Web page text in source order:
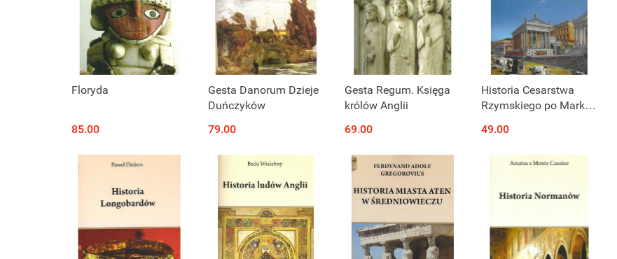
Floryda
85.00
Gesta Danorum Dzieje
Duńczyków
79.00
Gesta Regum. Księga
królów Anglii
69.00
Historia Cesarstwa
Rzymskiego po Marku
49.00